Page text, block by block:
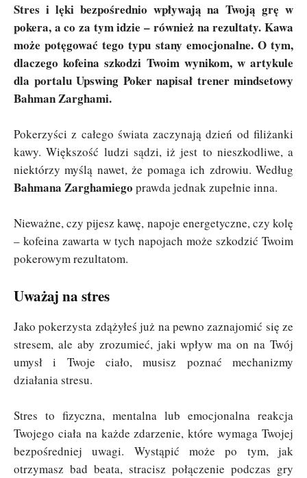
Stres i lęki bezpośrednio wpływają na Twoją grę w
pokera, a co za tym idzie – również na rezultaty. Kawa
może potęgować tego typu stany emocjonalne. O tym,
dlaczego kofeina szkodzi Twoim wynikom, w artykule
dla portalu Upswing Poker napisał trener mindsetowy
Bahman Zarghami.
Pokerzyści z całego świata zaczynają dzień od filiżanki
kawy. Większość ludzi sądzi, iż jest to nieszkodliwe, a
niektórzy myślą nawet, że pomaga ich zdrowiu. Według
Bahmana Zarghamiego prawda jednak zupełnie inna.
Nieważne, czy pijesz kawę, napoje energetyczne, czy kolę
– kofeina zawarta w tych napojach może szkodzić Twoim
pokerowym rezultatom.
Uważaj na stres
Jako pokerzysta zdążyłeś już na pewno zaznajomić się ze
stresem, ale aby zrozumieć, jaki wpływ ma on na Twój
umysł i Twoje ciało, musisz poznać mechanizmy
działania stresu.
Stres to fizyczna, mentalna lub emocjonalna reakcja
Twojego ciała na każde zdarzenie, które wymaga Twojej
bezpośredniej uwagi. Wystąpić może po tym, jak
otrzymasz bad beata, stracisz połączenie podczas gry